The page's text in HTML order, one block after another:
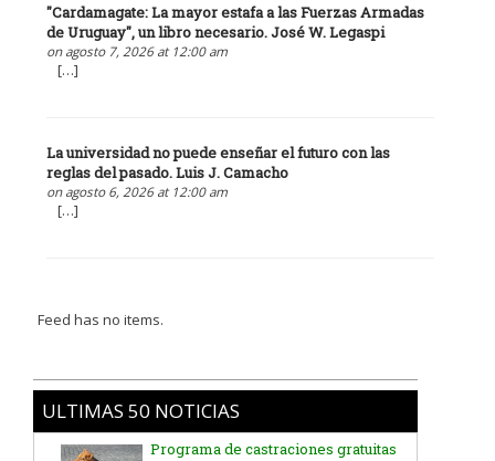
"Cardamagate: La mayor estafa a las Fuerzas Armadas
de Uruguay", un libro necesario. José W. Legaspi
on agosto 7, 2026 at 12:00 am
[…]
La universidad no puede enseñar el futuro con las
reglas del pasado. Luis J. Camacho
on agosto 6, 2026 at 12:00 am
[…]
Feed has no items.
ULTIMAS 50 NOTICIAS
Programa de castraciones gratuitas